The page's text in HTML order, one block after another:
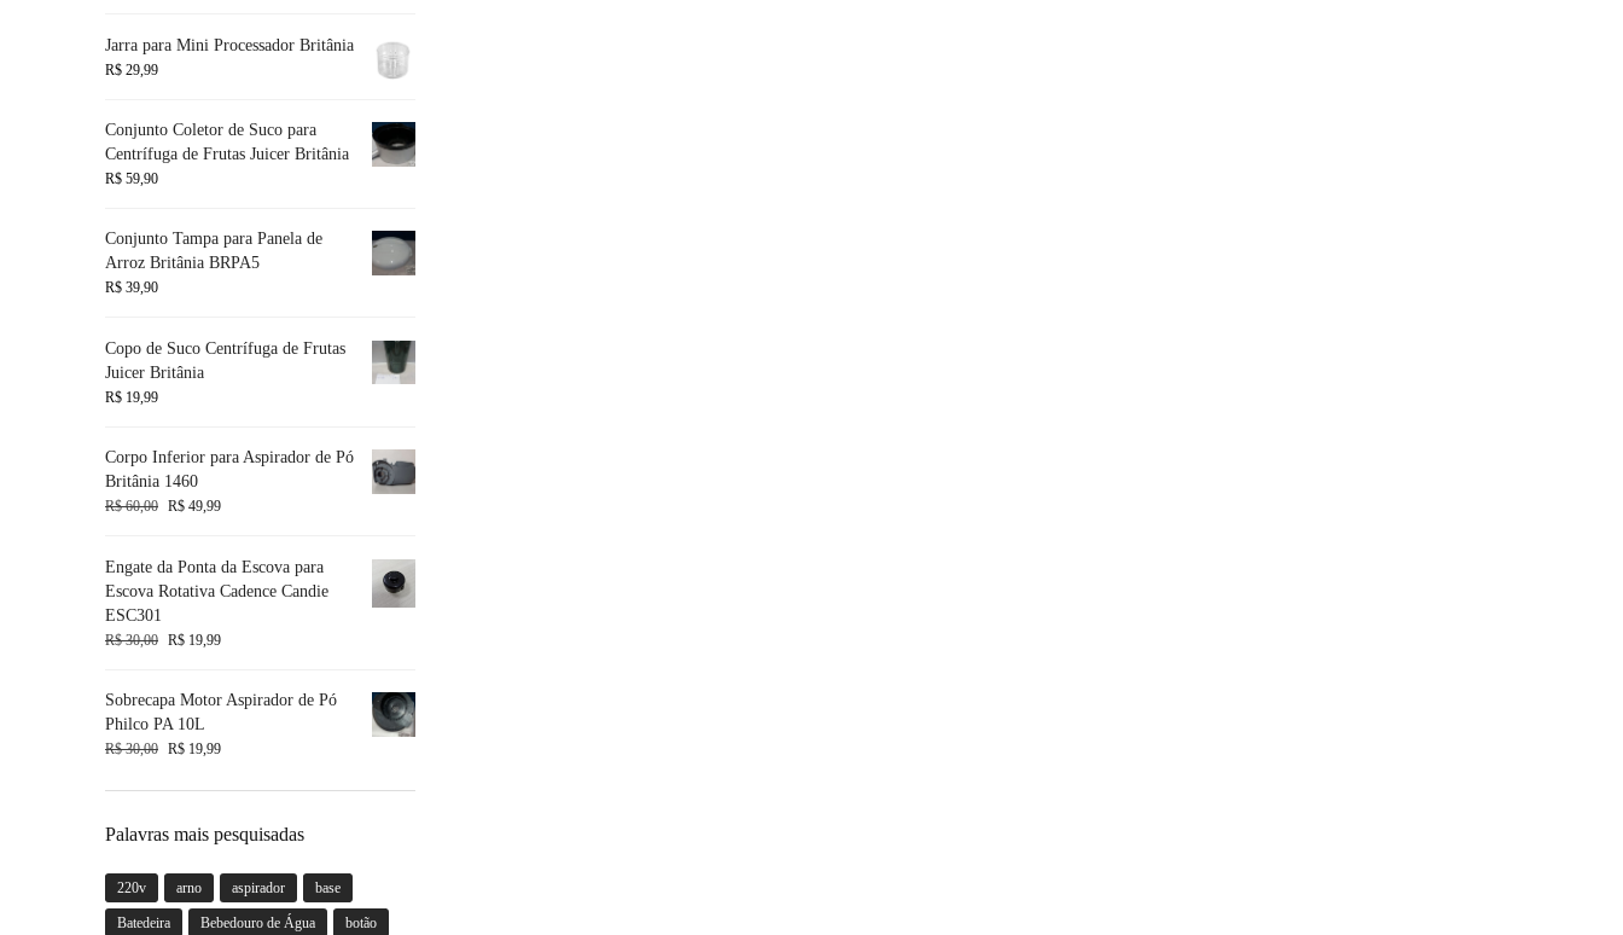
Jarra para Mini Processador Britânia
R$ 29,99
Conjunto Coletor de Suco para
Centrífuga de Frutas Juicer Britânia
R$ 59,90
Conjunto Tampa para Panela de
Arroz Britânia BRPA5
R$ 39,90
Copo de Suco Centrífuga de Frutas
Juicer Britânia
R$ 19,99
Corpo Inferior para Aspirador de Pó
Britânia 1460
R$60,00 R$ 49,99
Engate da Ponta da Escova para
Escova Rotativa Cadence Candie
ESC301
R$30,00 R$ 19,99
Sobrecapa Motor Aspirador de Pó
Philco PA 10L
R$30,00 R$ 19,99
Palavras mais pesquisadas
220v arno aspirador base
Batedeira Bebedouro de Água botão